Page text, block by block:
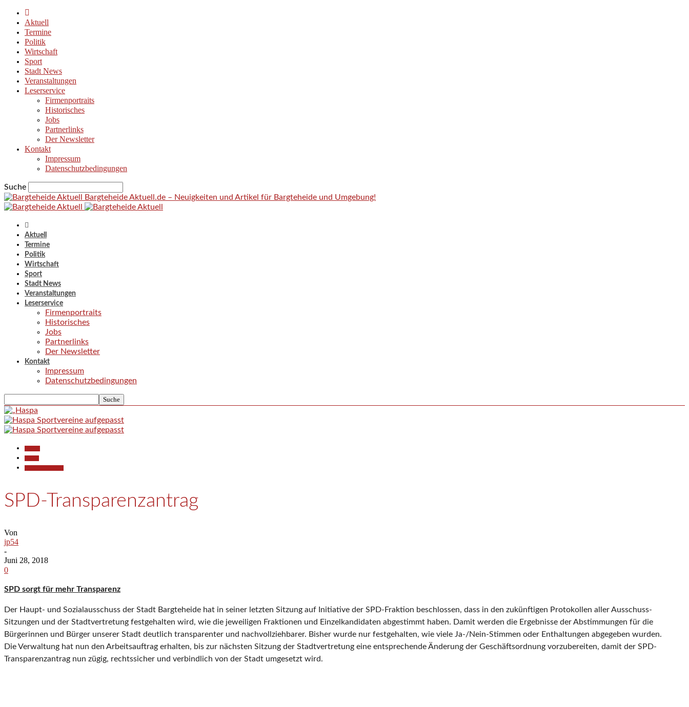
Aktuell
Termine
Politik
Wirtschaft
Sport
Stadt News
Veranstaltungen
Leserservice
Firmenportraits
Historisches
Jobs
Partnerlinks
Der Newsletter
Kontakt
Impressum
Datenschutzbedingungen
Suche
Bargteheide Aktuell.de – Neuigkeiten und Artikel für Bargteheide und Umgebung!
Aktuell
Termine
Politik
Wirtschaft
Sport
Stadt News
Veranstaltungen
Leserservice
Firmenportraits
Historisches
Jobs
Partnerlinks
Der Newsletter
Kontakt
Impressum
Datenschutzbedingungen
SPD-Transparenzantrag
Von
jp54
-
Juni 28, 2018
0
SPD sorgt für mehr Transparenz
Der Haupt- und Sozialausschuss der Stadt Bargteheide hat in seiner letzten Sitzung auf Initiative der SPD-Fraktion beschlossen, dass in den zukünftigen Protokollen aller Ausschuss-
Sitzungen und der Stadtvertretung festgehalten wird, wie die jeweiligen Fraktionen und Einzelkandidaten abgestimmt haben. Damit werden die Ergebnisse der Abstimmungen für die
Bürgerinnen und Bürger unserer Stadt deutlich transparenter und nachvollziehbarer. Bisher wurde nur festgehalten, wie viele Ja-/Nein-Stimmen oder Enthaltungen abgegeben wurden.
Die Verwaltung hat nun den Arbeitsauftrag erhalten, bis zur nächsten Sitzung der Stadtvertretung eine entsprechende Änderung der Geschäftsordnung vorzubereiten, damit der SPD-
Transparenzantrag nun zügig, rechtssicher und verbindlich von der Stadt umgesetzt wird.